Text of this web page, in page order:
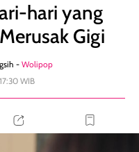
hari yang
Gigi
- Wolipop
WIB